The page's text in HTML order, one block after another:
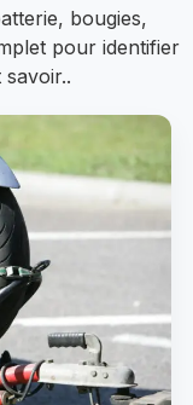
bougies,
pour identifier